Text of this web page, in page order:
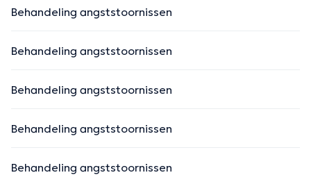
Behandeling angststoornissen
Behandeling angststoornissen
Behandeling angststoornissen
Behandeling angststoornissen
Behandeling angststoornissen